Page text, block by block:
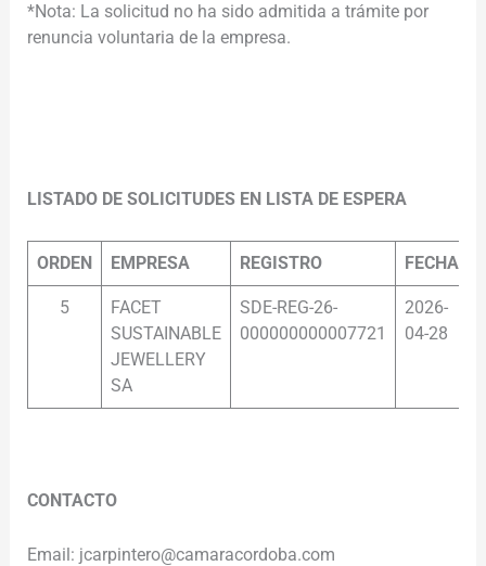
*Nota: La solicitud no ha sido admitida a trámite por
renuncia voluntaria de la empresa.
LISTADO DE SOLICITUDES EN LISTA DE ESPERA
ORDEN EMPRESA REGISTRO FECHA
5
FACET
SUSTAINABLE
JEWELLERY
SA
SDE-REG-26-
000000000007721
2026-
04-28
CONTACTO
Email: jcarpintero@camaracordoba.com